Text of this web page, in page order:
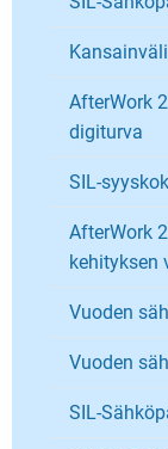
AfterWork
digiturva
SIL-
AfterWork
kehityksen
Vuoden
Vuoden
SIL-